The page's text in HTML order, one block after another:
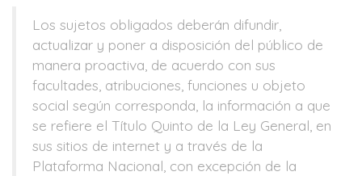
Los sujetos obligados deberán difundir,
actualizar y poner a disposición del público de
manera proactiva, de acuerdo con sus
facultades, atribuciones, funciones u objeto
social según corresponda, la información a que
se refiere el Título Quinto de la Ley General, en
sus sitios de internet y a través de la
Plataforma Nacional, con excepción de la